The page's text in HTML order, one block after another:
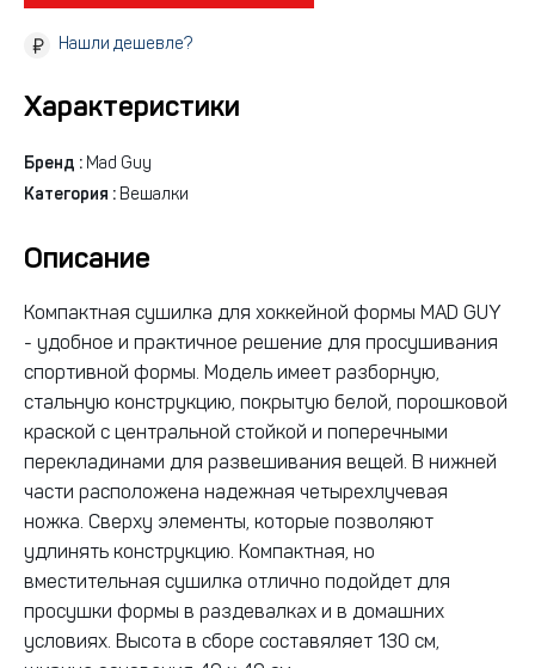
Нашли дешевле?
Характеристики
Бренд : Mad Guy
Категория : Вешалки
Описание
Компактная сушилка для хоккейной формы MAD GUY
- удобное и практичное решение для просушивания
спортивной формы. Модель имеет разборную,
стальную конструкцию, покрытую белой, порошковой
краской с центральной стойкой и поперечными
перекладинами для развешивания вещей. В нижней
части расположена надежная четырехлучевая
ножка. Сверху элементы, которые позволяют
удлинять конструкцию. Компактная, но
вместительная сушилка отлично подойдет для
просушки формы в раздевалках и в домашних
условиях. Высота в сборе составяляет 130 см,